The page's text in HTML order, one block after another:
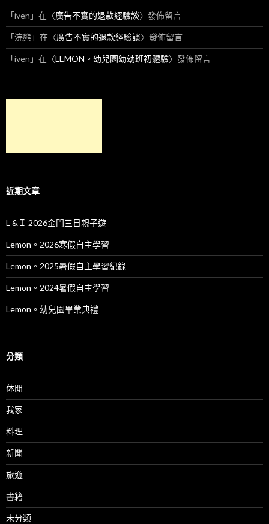
「iven 」在〈廣告不實的退款經驗談〉發佈留言
「浣熊 」在〈廣告不實的退款經驗談〉發佈留言
「iven 」在〈LEMON。幼兒園幼幼班初體驗〉發佈留言
近期文章
L &Ｉ 2026金門三日親子遊
Lemon。2026寒假自主學習
Lemon。2025暑假自主學習紀錄
Lemon。2024暑假自主學習
Lemon。幼兒園畢業典禮
分類
休閒
我家
料理
新聞
旅遊
書籍
未分類